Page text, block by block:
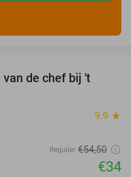
de chef bij 't
9.9 star
Regulier €54,50
€34